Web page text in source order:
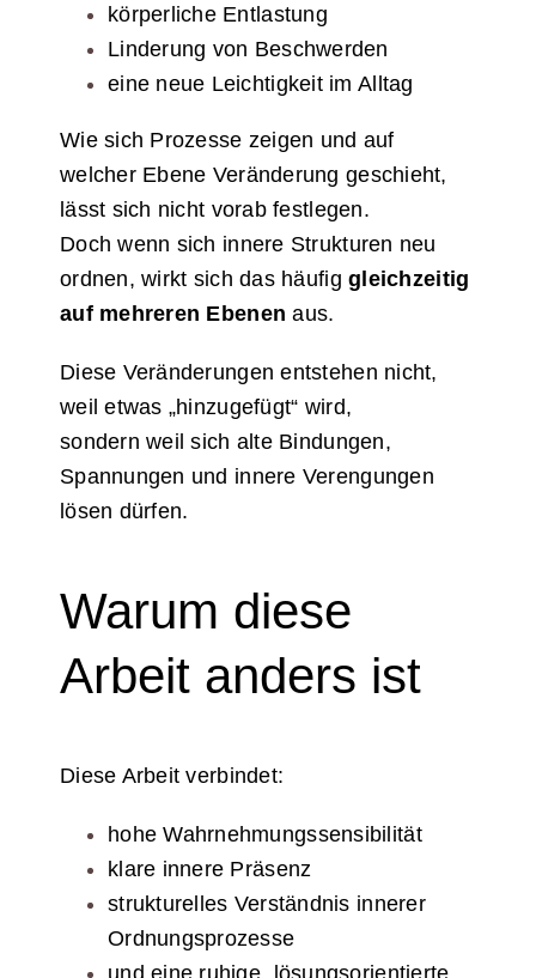
körperliche Entlastung
Linderung von Beschwerden
eine neue Leichtigkeit im Alltag
Wie sich Prozesse zeigen und auf
welcher Ebene Veränderung geschieht,
lässt sich nicht vorab festlegen.
Doch wenn sich innere Strukturen neu
ordnen, wirkt sich das häufiggleichzeitig
auf mehreren Ebenen aus.
Diese Veränderungen entstehen nicht,
weil etwas „hinzugefügt“ wird,
sondern weil sich alte Bindungen,
Spannungen und innere Verengungen
lösen dürfen.
Warum diese
Arbeit anders ist
Diese Arbeit verbindet:
hohe Wahrnehmungssensibilität
klare innere Präsenz
strukturelles Verständnis innerer
Ordnungsprozesse
und eine ruhige, lösungsorientierte